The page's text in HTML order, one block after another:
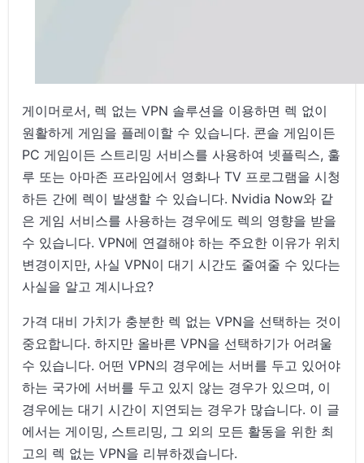
게이머로서, 렉 없는 VPN 솔루션을 이용하면 렉 없이
원활하게 게임을 플레이할 수 있습니다. 콘솔 게임이든
PC 게임이든 스트리밍 서비스를 사용하여 넷플릭스, 훌
루 또는 아마존 프라임에서 영화나 TV 프로그램을 시청
하든 간에 렉이 발생할 수 있습니다. Nvidia Now와 같
은 게임 서비스를 사용하는 경우에도 렉의 영향을 받을
수 있습니다. VPN에 연결해야 하는 주요한 이유가 위치
변경이지만, 사실 VPN이 대기 시간도 줄여줄 수 있다는
사실을 알고 계시나요?
가격 대비 가치가 충분한 렉 없는 VPN을 선택하는 것이
중요합니다. 하지만 올바른 VPN을 선택하기가 어려울
수 있습니다. 어떤 VPN의 경우에는 서버를 두고 있어야
하는 국가에 서버를 두고 있지 않는 경우가 있으며, 이
경우에는 대기 시간이 지연되는 경우가 많습니다. 이 글
에서는 게이밍, 스트리밍, 그 외의 모든 활동을 위한 최
고의 렉 없는 VPN을 리뷰하겠습니다.